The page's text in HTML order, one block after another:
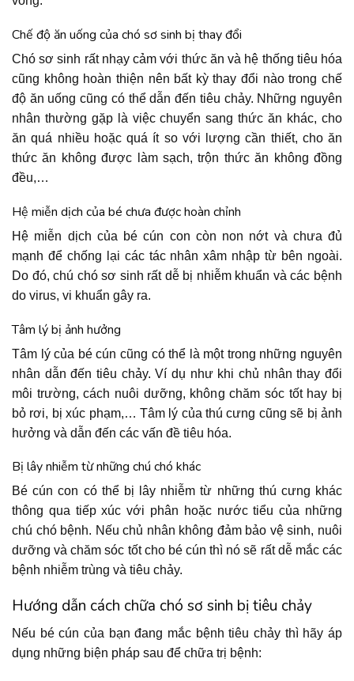
Chế độ ăn uống của chó sơ sinh bị thay đổi
Chó sơ sinh rất nhạy cảm với thức ăn và hệ thống tiêu hóa
cũng không hoàn thiện nên bất kỳ thay đổi nào trong chế
độ ăn uống cũng có thể dẫn đến tiêu chảy. Những nguyên
nhân thường gặp là việc chuyển sang thức ăn khác, cho
ăn quá nhiều hoặc quá ít so với lượng cần thiết, cho ăn
thức ăn không được làm sạch, trộn thức ăn không đồng
đều,…
Hệ miễn dịch của bé chưa được hoàn chỉnh
Hệ miễn dịch của bé cún con còn non nớt và chưa đủ
mạnh để chống lại các tác nhân xâm nhập từ bên ngoài.
Do đó, chú chó sơ sinh rất dễ bị nhiễm khuẩn và các bệnh
do virus, vi khuẩn gây ra.
Tâm lý bị ảnh hưởng
Tâm lý của bé cún cũng có thể là một trong những nguyên
nhân dẫn đến tiêu chảy. Ví dụ như khi chủ nhân thay đổi
môi trường, cách nuôi dưỡng, không chăm sóc tốt hay bị
bỏ rơi, bị xúc phạm,… Tâm lý của thú cưng cũng sẽ bị ảnh
hưởng và dẫn đến các vấn đề tiêu hóa.
Bị lây nhiễm từ những chú chó khác
Bé cún con có thể bị lây nhiễm từ những thú cưng khác
thông qua tiếp xúc với phân hoặc nước tiểu của những
chú chó bệnh. Nếu chủ nhân không đảm bảo vệ sinh, nuôi
dưỡng và chăm sóc tốt cho bé cún thì nó sẽ rất dễ mắc các
bệnh nhiễm trùng và tiêu chảy.
Hướng dẫn cách chữa chó sơ sinh bị tiêu chảy
Nếu bé cún của bạn đang mắc bệnh tiêu chảy thì hãy áp
dụng những biện pháp sau để chữa trị bệnh: